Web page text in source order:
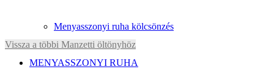
Menyasszonyi ruha kölcsönzés
MENYASSZONYI RUHA
Vissza a többi Manzetti öltönyhöz